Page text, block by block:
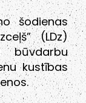
šodienas
(LDz)
būvdarbu
kustības